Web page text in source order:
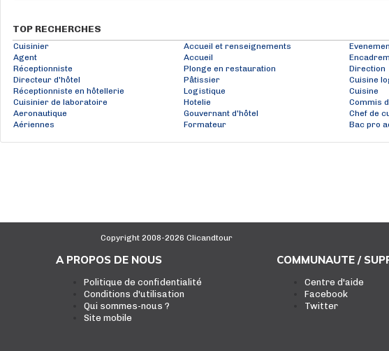
TOP RECHERCHES
Cuisinier Accueil et renseignements
Agent
Accueil
Réceptionniste
Plonge en restauration
Direction
Directeur d'hôtel
Pâtissier
Cuisine
Réceptionniste en hôtellerie
Logistique
Cuisine
Cuisinier de laboratoire
Hotelie
Commis
Aeronautique
Gouvernant d'hôtel
Chef de
Aériennes
Formateur Bac pro
Copyright 2008-2026 Clicandtour
A PROPOS DE NOUS
Politique de confidentialité
Conditions d'utilisation
Qui sommes-nous ?
Site mobile
COMMUNAUTE /
Centre d'aide
Facebook
Twitter